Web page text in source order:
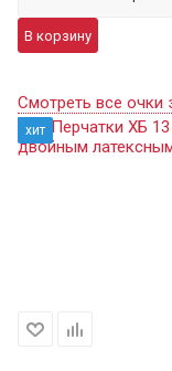
В корзину
Смотреть все
хит